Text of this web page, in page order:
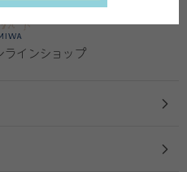
ラインショップ